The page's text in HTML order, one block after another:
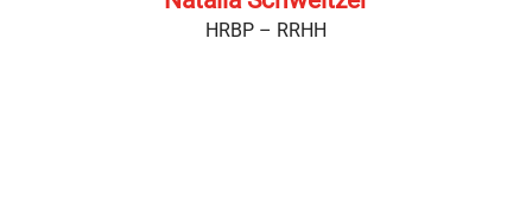
HRBP – RRHH